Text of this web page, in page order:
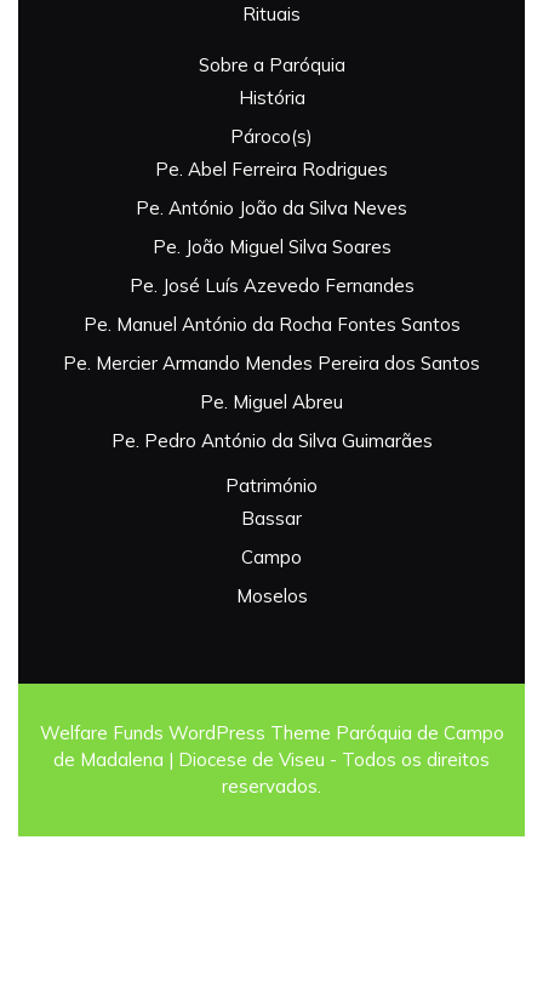
Rituais
Sobre a Paróquia
História
Pároco(s)
Pe. Abel Ferreira Rodrigues
Pe. António João da Silva Neves
Pe. João Miguel Silva Soares
Pe. José Luís Azevedo Fernandes
Pe. Manuel António da Rocha Fontes Santos
Pe. Mercier Armando Mendes Pereira dos Santos
Pe. Miguel Abreu
Pe. Pedro António da Silva Guimarães
Património
Bassar
Campo
Moselos
Welfare Funds WordPress Theme Paróquia de Campo
de Madalena | Diocese de Viseu - Todos os direitos
reservados.